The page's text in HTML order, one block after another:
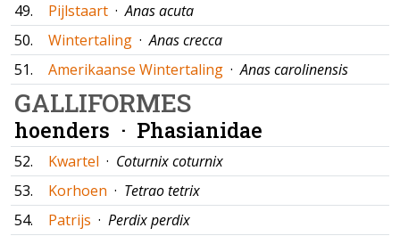
49.
Pijlstaart ·Anas acuta
50.
Wintertaling ·Anas crecca
51.
Amerikaanse Wintertaling ·Anas carolinensis
GALLIFORMES
hoenders · Phasianidae
52. Kwartel · Coturnix coturnix
53.
Korhoen · Tetrao tetrix
54.
Patrijs · Perdix perdix